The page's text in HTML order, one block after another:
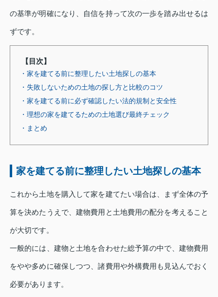
の基準が明確になり、自信を持って次の一歩を踏み出せるは
ずです。
【目次】
・家を建てる前に整理したい土地探しの基本
・失敗しないための土地の探し方と比較のコツ
・家を建てる前に必ず確認したい法的規制と安全性
・理想の家を建てるための土地選び最終チェック
・まとめ
家を建てる前に整理したい土地探しの基本
これから土地を購入して家を建てたい場合は、まず全体の予
算を決めたうえで、建物費用と土地費用の配分を考えること
が大切です。
一般的には、建物と土地を合わせた総予算の中で、建物費用
をやや多めに確保しつつ、諸費用や外構費用も見込んでおく
必要があります。